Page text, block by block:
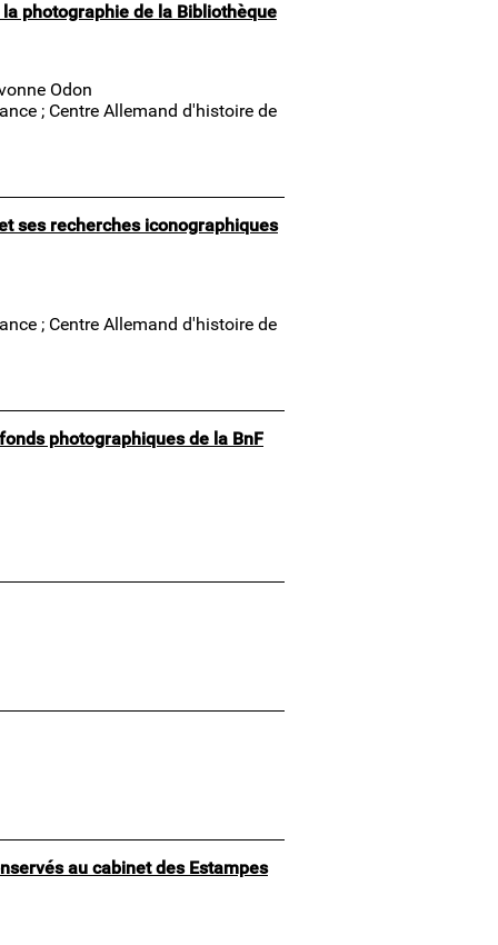
photographie de la Bibliothèque
Odon
; Centre Allemand d'histoire de
ses recherches iconographiques
; Centre Allemand d'histoire de
photographiques de la BnF
au cabinet des Estampes